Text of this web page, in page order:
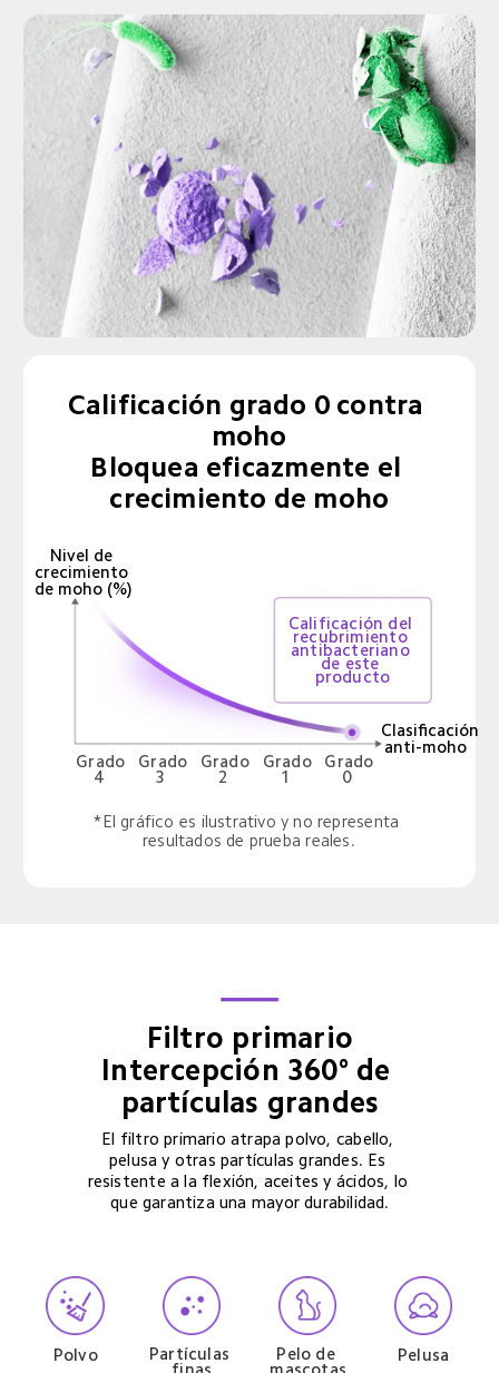
Calificación grado 0 contra
moho
Bloquea eficazmente el
crecimiento de moho
Nivel de
crecimiento
de moho (%)
Calificación del
recubrimiento
antibacteriano
de este
producto
Grado
4
Grado
3
Grado
2
Grado
1
Grado
0
Clasificación
anti-moho
*El gráfico es ilustrativo y no representa
resultados de prueba reales.
Filtro primario
Intercepción 360° de
partículas grandes
El filtro primario atrapa polvo, cabello,
pelusa y otras partículas grandes. Es
resistente a la flexión, aceites y ácidos, lo
que garantiza una mayor durabilidad.
Polvo
Partículas
finas
Pelo de
mascotas
Pelusa